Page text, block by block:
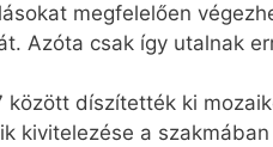
megfelelően
Azóta csak így utalnak
díszítették ki
kivitelezése a